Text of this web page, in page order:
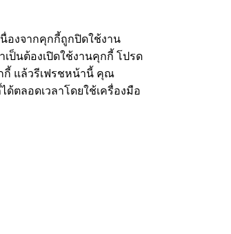
องจากคุกกี้ถูกปิดใช้งาน
เป็นต้องเปิดใช้งานคุกกี้ โปรด
กี้ แล้วรีเฟรชหน้านี้ คุณ
ตลอดเวลาโดยใช้เครื่องมือ